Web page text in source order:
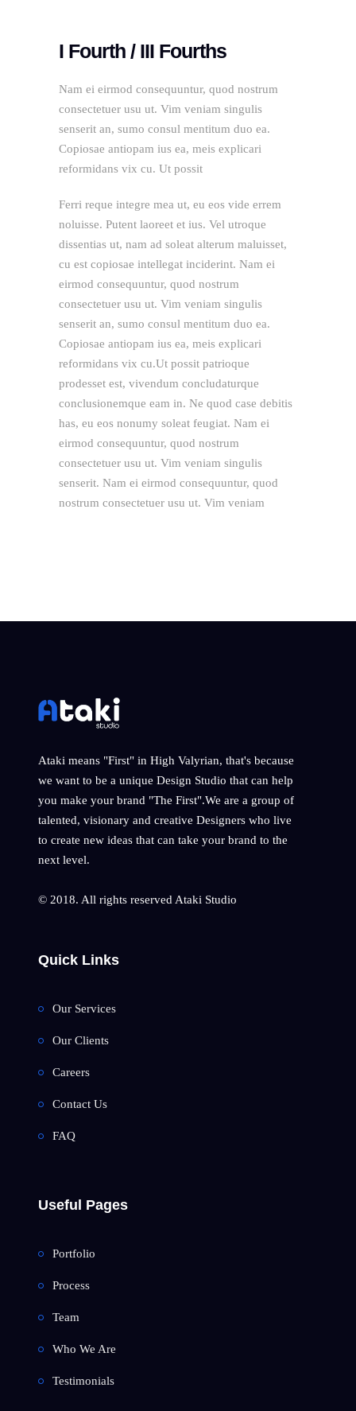
I Fourth / III Fourths
Nam ei eirmod consequuntur, quod nostrum
consectetuer usu ut. Vim veniam singulis
senserit an, sumo consul mentitum duo ea.
Copiosae antiopam ius ea, meis explicari
reformidans vix cu. Ut possit
Ferri reque integre mea ut, eu eos vide errem
noluisse. Putent laoreet et ius. Vel utroque
dissentias ut, nam ad soleat alterum maluisset,
cu est copiosae intellegat inciderint. Nam ei
eirmod consequuntur, quod nostrum
consectetuer usu ut. Vim veniam singulis
senserit an, sumo consul mentitum duo ea.
Copiosae antiopam ius ea, meis explicari
reformidans vix cu.Ut possit patrioque
prodesset est, vivendum concludaturque
conclusionemque eam in. Ne quod case debitis
has, eu eos nonumy soleat feugiat. Nam ei
eirmod consequuntur, quod nostrum
consectetuer usu ut. Vim veniam singulis
senserit. Nam ei eirmod consequuntur, quod
nostrum consectetuer usu ut. Vim veniam
Ataki means "First" in High Valyrian, that's because
we want to be a unique Design Studio that can help
you make your brand "The First".We are a group of
talented, visionary and creative Designers who live
to create new ideas that can take your brand to the
next level.
© 2018. All rights reserved Ataki Studio
Quick Links
Our Services
Our Clients
Careers
Contact Us
FAQ
Useful Pages
Portfolio
Process
Team
Who We Are
Testimonials